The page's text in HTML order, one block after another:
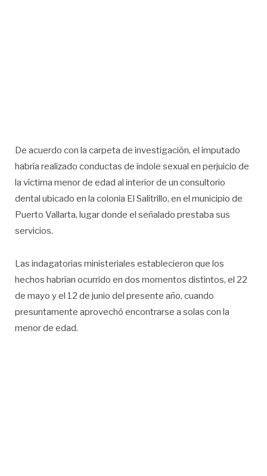
De acuerdo con la carpeta de investigación, el imputado
habría realizado conductas de índole sexual en perjuicio de
la víctima menor de edad al interior de un consultorio
dental ubicado en la colonia El Salitrillo, en el municipio de
Puerto Vallarta, lugar donde el señalado prestaba sus
servicios.
Las indagatorias ministeriales establecieron que los
hechos habrían ocurrido en dos momentos distintos, el 22
de mayo y el 12 de junio del presente año, cuando
presuntamente aprovechó encontrarse a solas con la
menor de edad.